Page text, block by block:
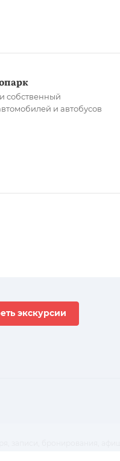
собственный
и автобусов
экскурсии